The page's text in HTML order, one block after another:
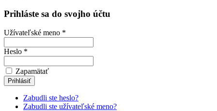
Prihláste sa do svojho účtu
Užívateľské meno *
Heslo *
Zapamätať
Zabudli ste heslo?
Zabudli ste užívateľské meno?